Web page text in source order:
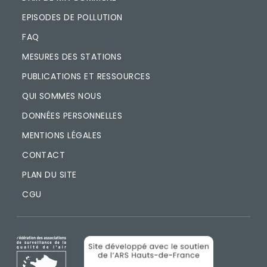
EPISODES DE POLLUTION
FAQ
MESURES DES STATIONS
PUBLICATIONS ET RESSOURCES
QUI SOMMES NOUS
DONNÉES PERSONNELLES
MENTIONS LÉGALES
CONTACT
PLAN DU SITE
CGU
IMAGE IMAGE